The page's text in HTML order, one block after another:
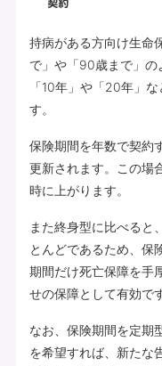
持病がある方向け生命
で」や「90歳まで」の
「10年」や「20年」
す。
保険期間を年数で契約
更新されます。この場
時に上がります。
また終身型に比べると
とんどであるため、保
期間だけ死亡保障を手
せの保障として有効です
なお、保険期間を定期
を希望すれば、新たな